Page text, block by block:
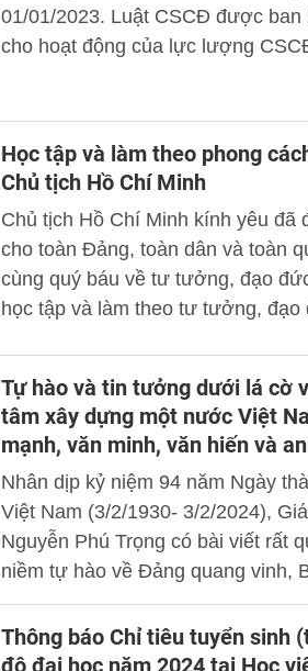
01/01/2023. Luật CSCĐ được
cho hoạt động của lực lượng
Học tập và làm theo phong
Chủ tịch Hồ Chí Minh
Chủ tịch Hồ Chí Minh kính yêu đã
cho toàn Đảng, toàn dân và toàn
cùng quý báu về tư tưởng, đạo
học tập và làm theo tư tưởng, đạo
trong hệ thống chính trị ở nước ta
nghĩa thiết thực, góp phần xây
mạnh về chính trị, tư tưởng, đạo
Nghị quyết Đại hội XIII của Đảng.
Tự hào và tin tưởng dưới lá cờ
tâm xây dựng một nước Việt
mạnh, văn minh, văn hiến và
Nhân dịp kỷ niệm 94 năm Ngày
Việt Nam (3/2/1930- 3/2/2024),
Nguyễn Phú Trọng có bài viết rất
niềm tự hào về Đảng quang vinh,
Nam anh hùng...
Thông báo Chỉ tiêu tuyển sinh
độ đại học năm 2024 tại Học